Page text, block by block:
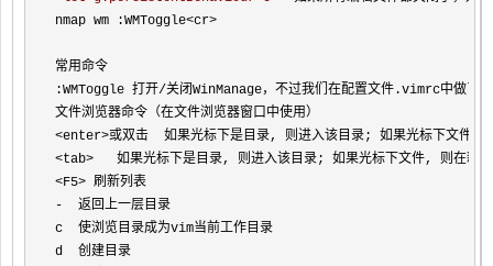
nmap wm :WMToggle<cr>
常用命令
:WMToggle 打开/关闭WinManage，不过我们在配置文件.vimrc中做了
<enter>
<tab>
<F5>
-
  返回上一层目录
c  使浏览目录成为vim当前工作目录
d  创建目录